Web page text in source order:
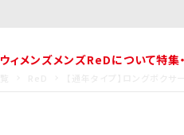
ウィメンズメンズReDについて特集